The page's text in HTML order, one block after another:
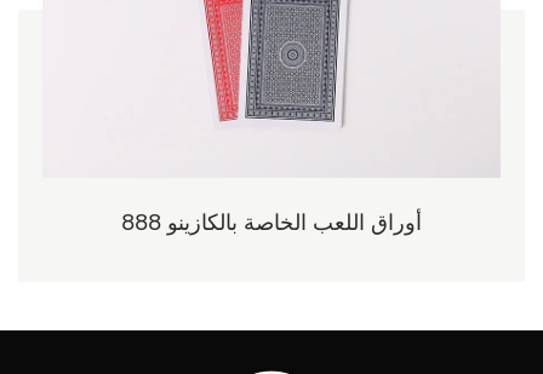
888 أوراق اللعب الخاصة بالكازينو